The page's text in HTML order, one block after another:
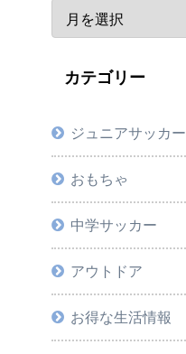
カテゴリー
ジュニアサッカー
おもちゃ
中学サッカー
アウトドア
お得な生活情報